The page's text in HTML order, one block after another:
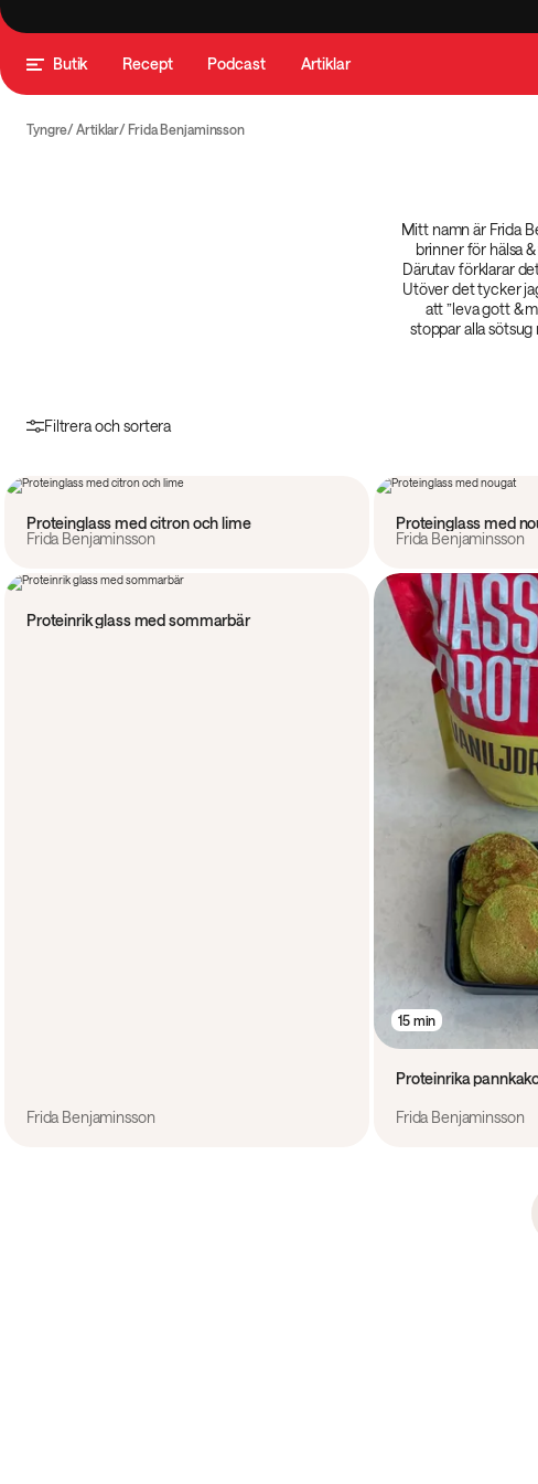
Butik Recept Podcast Artiklar
Tyngre Artiklar Frida Benjaminsson
Mitt namn är Frida
brinner för hälsa
Därutav förklarar
Utöver det tycker
att ”leva gott &
stoppar alla
Filtrera och sortera
Proteinglass med citron och lime
Frida Benjaminsson
Proteinglass med
Frida Benjaminsson
Proteinrik glass med sommarbär
Frida Benjaminsson
15 min
Proteinrika
Frida Benjaminsson